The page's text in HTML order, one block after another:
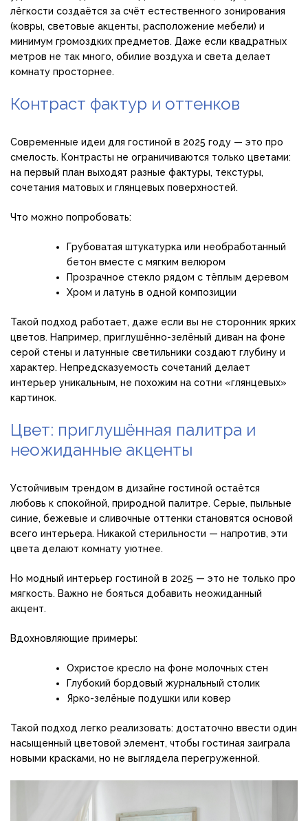
лёгкости создаётся за счёт естественного зонирования
(ковры, световые акценты, расположение мебели) и
минимум громоздких предметов. Даже если квадратных
метров не так много, обилие воздуха и света делает
комнату просторнее.
Контраст фактур и оттенков
Современные идеи для гостиной в 2025 году — это про
смелость. Контрасты не ограничиваются только цветами:
на первый план выходят разные фактуры, текстуры,
сочетания матовых и глянцевых поверхностей.
Что можно попробовать:
Грубоватая штукатурка или необработанный
бетон вместе с мягким велюром
Прозрачное стекло рядом с тёплым деревом
Хром и латунь в одной композиции
Такой подход работает, даже если вы не сторонник ярких
цветов. Например, приглушённо-зелёный диван на фоне
серой стены и латунные светильники создают глубину и
характер. Непредсказуемость сочетаний делает
интерьер уникальным, не похожим на сотни «глянцевых»
картинок.
Цвет: приглушённая палитра и
неожиданные акценты
Устойчивым трендом в дизайне гостиной остаётся
любовь к спокойной, природной палитре. Серые, пыльные
синие, бежевые и сливочные оттенки становятся основой
всего интерьера. Никакой стерильности — напротив, эти
цвета делают комнату уютнее.
Но модный интерьер гостиной в 2025 — это не только про
мягкость. Важно не бояться добавить неожиданный
акцент.
Вдохновляющие примеры:
Охристое кресло на фоне молочных стен
Глубокий бордовый журнальный столик
Ярко-зелёные подушки или ковер
Такой подход легко реализовать: достаточно ввести один
насыщенный цветовой элемент, чтобы гостиная заиграла
новыми красками, но не выглядела перегруженной.